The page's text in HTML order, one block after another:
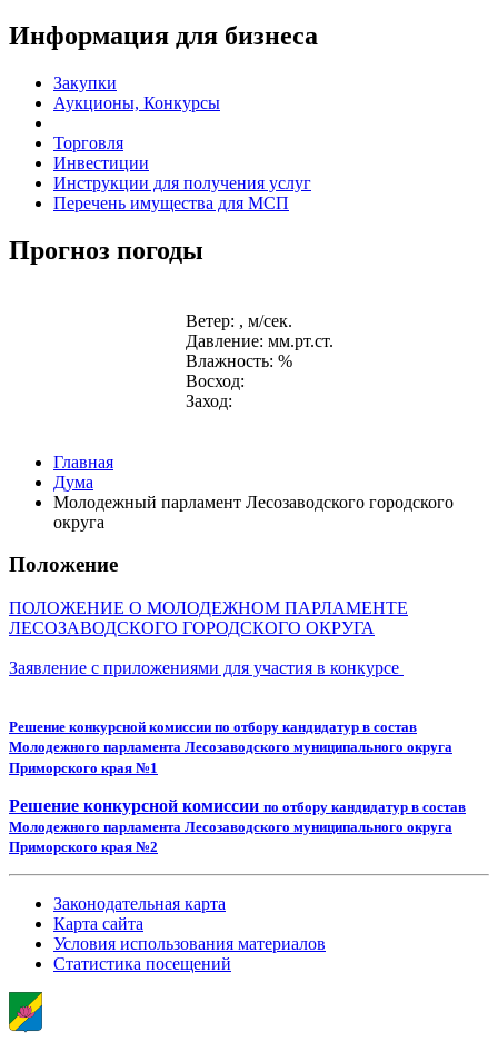
Информация для бизнеса
Закупки
Аукционы, Конкурсы
Торговля
Инвестиции
Инструкции для получения услуг
Перечень имущества для МСП
Прогноз погоды
Ветер: , м/сек.
Давление: мм.рт.ст.
Влажность: %
Восход:
Заход:
Главная
Дума
Молодежный парламент Лесозаводского городского
округа
Положение
ПОЛОЖЕНИЕ О МОЛОДЕЖНОМ ПАРЛАМЕНТЕ
ЛЕСОЗАВОДСКОГО ГОРОДСКОГО ОКРУГА
Заявление с приложениями для участия в конкурсе
Решение конкурсной комиссии по отбору кандидатур в состав
Молодежного парламента Лесозаводского муниципального округа
Приморского края №1
Решение конкурсной комиссии по отбору кандидатур в состав
Молодежного парламента Лесозаводского муниципального округа
Приморского края №2
Законодательная карта
Карта сайта
Условия использования материалов
Статистика посещений